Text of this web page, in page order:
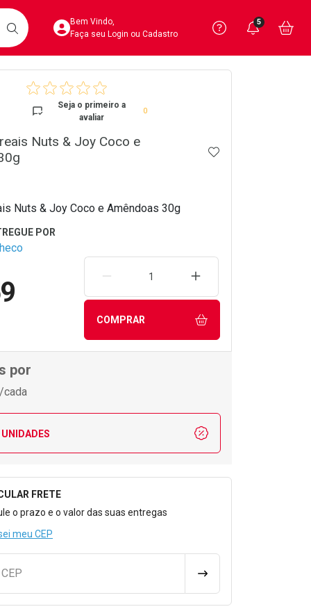
BUSCARAcesse sua Conta
Bem Vindo,
Faça seu Login ou Cadastro
Precisa
Ver Recursos
Você
5
Seja o primeiro a
avaliar
0
Nuts & Joy Coco e
ADICIONAR AOS
Nuts & Joy Coco e Amêndoas 30g
REMOVER UMA UNIDADEAUMENTAR UMA
COMPRAR
por
/cada
para Calcular o Frete
FRETE
o prazo e o valor das suas entregas
meu CEP
CALCULAR FRETE